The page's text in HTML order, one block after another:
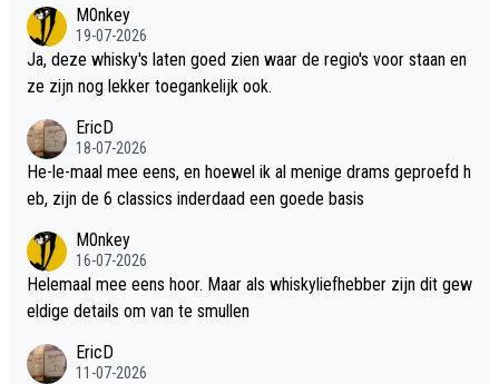
M0nkey
19-07-2026
Ja, deze whisky's laten goed zien waar de regio's voor staan en
ze zijn nog lekker toegankelijk ook.
EricD
18-07-2026
He-le-maal mee eens, en hoewel ik al menige drams geproefd h
eb, zijn de 6 classics inderdaad een goede basis
M0nkey
16-07-2026
Helemaal mee eens hoor. Maar als whiskyliefhebber zijn dit gew
eldige details om van te smullen
EricD
11-07-2026